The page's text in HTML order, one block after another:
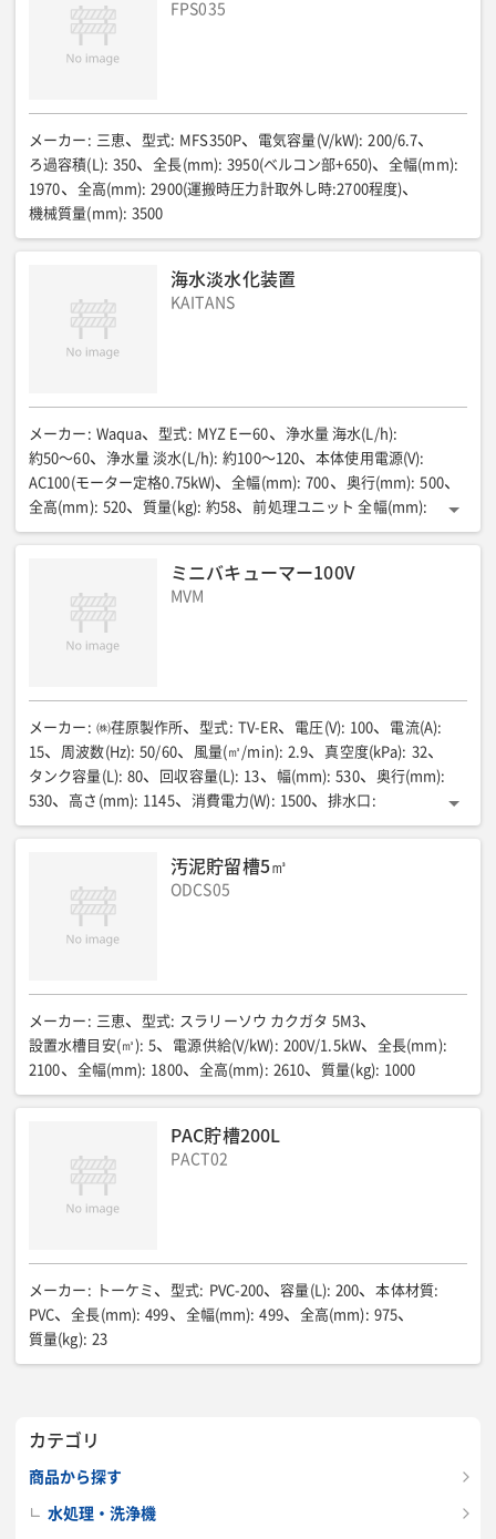
FPS035
メーカー : 三恵 型式: MFS350P 電気容量(V/kW): 200/6.7
ろ過容積(L): 350 全長(mm): 3950(ベルコン部+650) 全幅(mm):
1970
全高(mm): 2900(運搬時圧力計取外し時:2700程度)
機械質量(mm): 3500
海水淡水化装置
KAITANS
メーカー : Waqua 型式: MYZ Eー60 浄水量 海水(L/h):
約50〜60
浄水量 淡水(L/h): 約100〜120 本体使用電源(V):
AC100(モーター定格0.75kW)
全幅(mm): 700 奥行(mm): 500
全高(mm): 520 質量(kg): 約58 前処理ユニット 全幅(mm):
700
前処理ユニット奥行(mm): 300 前処理ユニット高さ(mm):
ミニバキューマー100V
MVM
メーカー : ㈱荏原製作所 型式: TV-ER 電圧(V): 100 電流(A):
15
周波数(Hz): 50/60 風量(㎥/min): 2.9 真空度(kPa): 32
タンク容量(L): 80 回収容量(L): 13 幅(mm): 530 奥行(mm):
530
高さ(mm): 1145 消費電力(W): 1500 排水口 :
25Aタケノコ
重量(kg): 65
汚泥貯留槽5㎥
ODCS05
メーカー : 三恵 型式: スラリーソウ カクガタ 5M3
設置水槽目安(㎥): 5 電源供給(V/kW): 200V/1.5kW 全長(mm):
2100
全幅(mm): 1800 全高(mm): 2610 質量(kg): 1000
PAC貯槽200L
PACT02
メーカー : トーケミ 型式: PVC-200 容量(L): 200 本体材質:
PVC
全長(mm): 499 全幅(mm): 499 全高(mm): 975
質量(kg): 23
カテゴリ
商品から探す
水処理・洗浄機